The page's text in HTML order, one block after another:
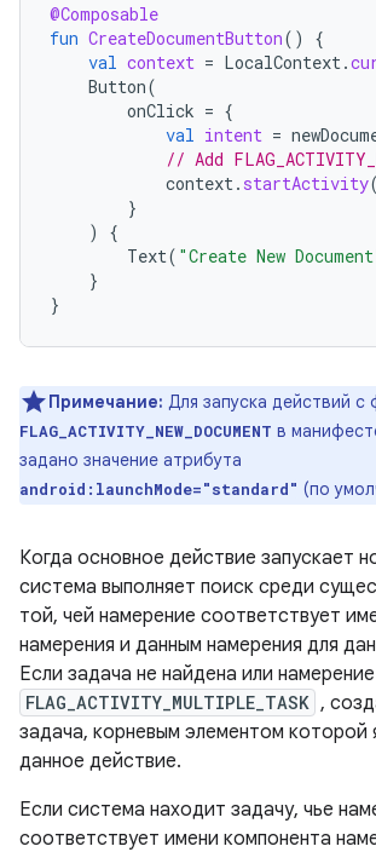
@Composable
fun CreateDocumentButton()
{
val context = LocalContext .
Button(
onClick = {
val intent =
// Add
context . startActivity(
}
)
{
Text( "Create New
}
}
Примечание: Для запуска действий с
FLAG_ACTIVITY_NEW_DOCUMENT в
задано значение атрибута
android:launchMode="standard" (по
Когда основное действие запускает
система выполняет поиск среди
той, чей намерение соответствует
намерения и данным намерения для
Если задача не найдена или
FLAG_ACTIVITY_MULTIPLE_TASK ,
задача, корневым элементом которой
данное действие.
Если система находит задачу, чье
соответствует имени компонента